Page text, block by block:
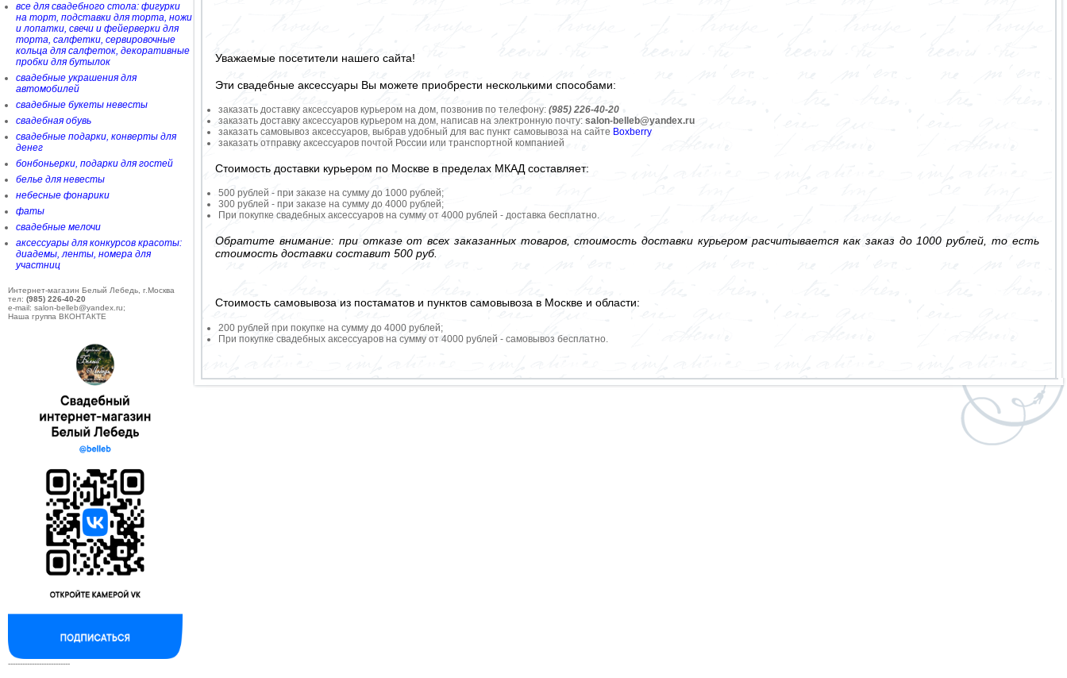
все для свадебного стола: фигурки
на торт, подставки для торта, ножи
и лопатки, свечи и фейерверки для
торта, салфетки, сервировочные
кольца для салфеток, декоративные
пробки для бутылок
свадебные украшения для
автомобилей
свадебные букеты невесты
свадебная обувь
свадебные подарки, конверты для
денег
бонбоньерки, подарки для гостей
белье для невесты
небесные фонарики
фаты
свадебные мелочи
аксессуары для конкурсов красоты:
диадемы, ленты, номера для
участниц
Интернет-магазин Белый Лебедь, г.Москва
тел: (985) 226-40-20
e-mail: salon-belleb@yandex.ru;
Наша группа ВКОНТАКТЕ
--------------------------
Уважаемые посетители нашего сайта!
Эти свадебные аксессуары Вы можете приобрести несколькими способами:
заказать доставку аксессуаров курьером на дом, позвонив по телефону: (985) 226-40-20
заказать доставку аксессуаров курьером на дом, написав на электронную почту: salon-belleb@yandex.ru
заказать самовывоз аксессуаров, выбрав удобный для вас пункт самовывоза на сайте Boxberry
заказать отправку аксессуаров почтой России или транспортной компанией
Стоимость доставки курьером по Москве в пределах МКАД составляет:
500 рублей - при заказе на сумму до 1000 рублей;
300 рублей - при заказе на сумму до 4000 рублей;
При покупке свадебных аксессуаров на сумму от 4000 рублей - доставка бесплатно.
Обратите внимание: при отказе от всех заказанных товаров, стоимость доставки курьером расчитывается как заказ до 1000 рублей, то есть
стоимость доставки составит 500 руб.
Стоимость самовывоза из постаматов и пунктов самовывоза в Москве и области:
200 рублей при покупке на сумму до 4000 рублей;
При покупке свадебных аксессуаров на сумму от 4000 рублей - самовывоз бесплатно.